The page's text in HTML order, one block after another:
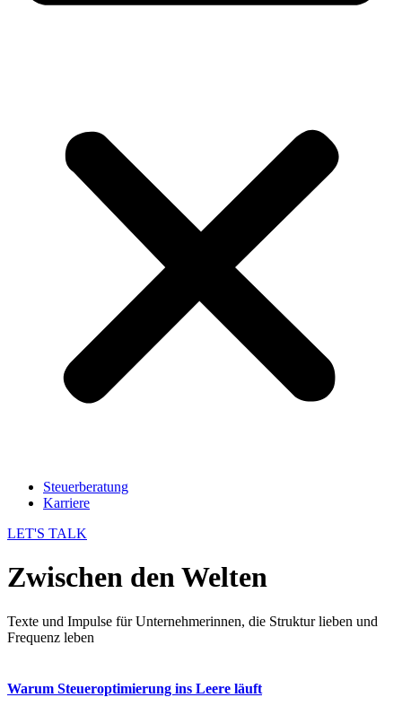
Steuerberatung
Karriere
LET'S TALK
Zwischen den Welten
Texte und Impulse für Unternehmerinnen, die Struktur lieben und
Frequenz leben
Warum Steueroptimierung ins Leere läuft